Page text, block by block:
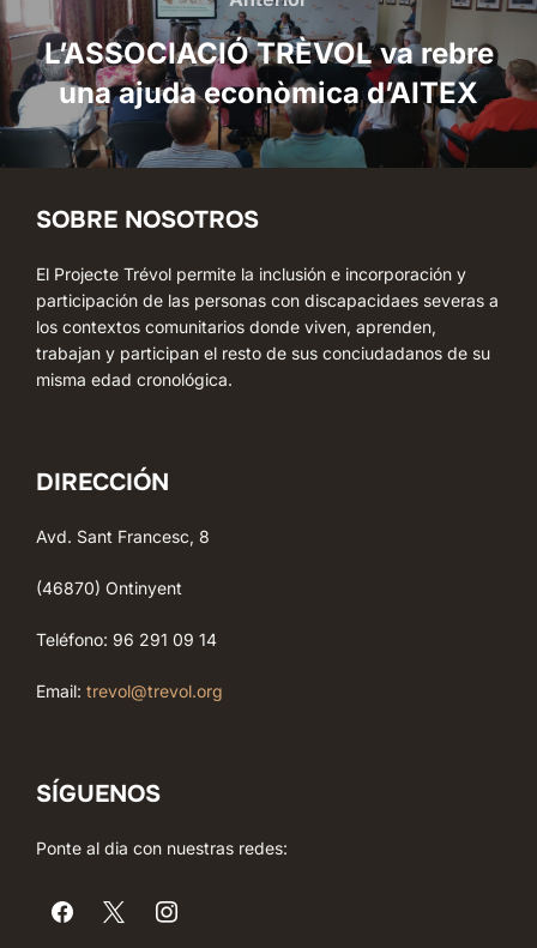
entradas
L’ASSOCIACIÓ TRÈVOL va rebre
una ajuda econòmica d’AITEX
SOBRE NOSOTROS
El Projecte Trévol permite la inclusión e incorporación y
participación de las personas con discapacidaes severas a
los contextos comunitarios donde viven, aprenden,
trabajan y participan el resto de sus conciudadanos de su
misma edad cronológica.
DIRECCIÓN
Avd. Sant Francesc, 8
(46870) Ontinyent
Teléfono: 96 291 09 14
Email: trevol@trevol.org
SÍGUENOS
Ponte al dia con nuestras redes: